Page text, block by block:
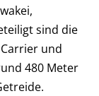
sind die
und
480 Meter